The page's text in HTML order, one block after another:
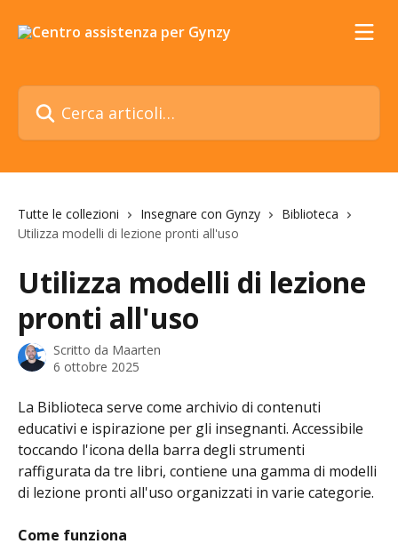
Cerca articoli…
Tutte le collezioni Insegnare con Gynzy
Biblioteca
Utilizza modelli di lezione pronti all'uso
Utilizza modelli di lezione
pronti all'uso
Scritto da Maarten
6 ottobre 2025
La Biblioteca serve come archivio di contenuti
educativi e ispirazione per gli insegnanti. Accessibile
toccando l'icona della barra degli strumenti
raffigurata da tre libri, contiene una gamma di modelli
di lezione pronti all'uso organizzati in varie categorie.
Come funziona